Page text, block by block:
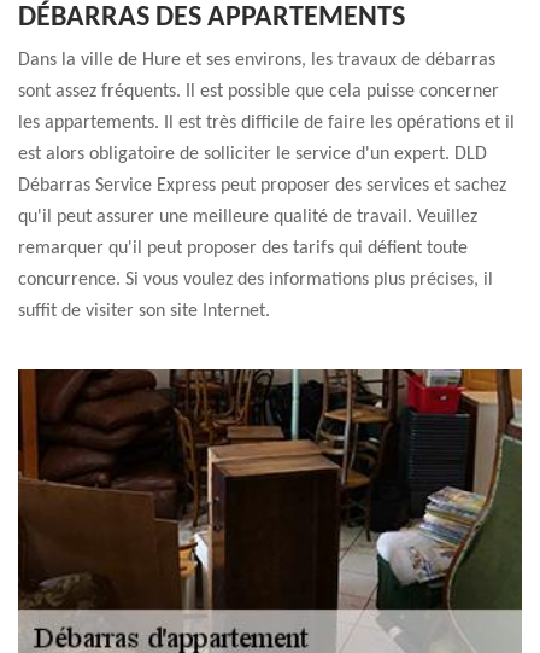
DÉBARRAS DES APPARTEMENTS
Dans la ville de Hure et ses environs, les travaux de débarras
sont assez fréquents. Il est possible que cela puisse concerner
les appartements. Il est très difficile de faire les opérations et il
est alors obligatoire de solliciter le service d'un expert. DLD
Débarras Service Express peut proposer des services et sachez
qu'il peut assurer une meilleure qualité de travail. Veuillez
remarquer qu'il peut proposer des tarifs qui défient toute
concurrence. Si vous voulez des informations plus précises, il
suffit de visiter son site Internet.